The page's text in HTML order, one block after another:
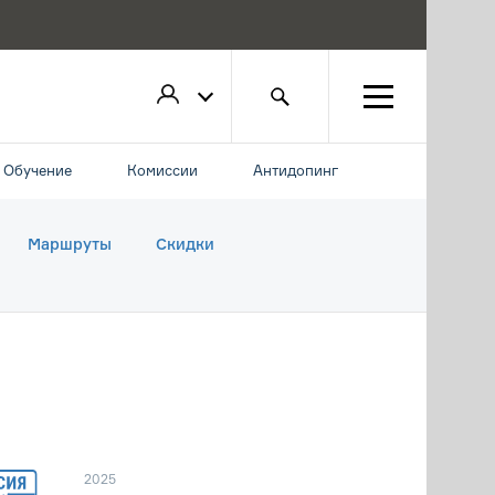
Обучение Комиссии Антидопинг
Маршруты Скидки
2025